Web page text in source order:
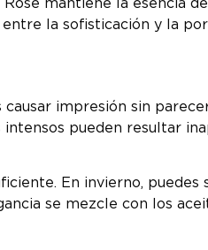
Rose mantiene la esencia
la sofisticación y la
impresión sin
pueden resultar
En invierno,
se mezcle con los